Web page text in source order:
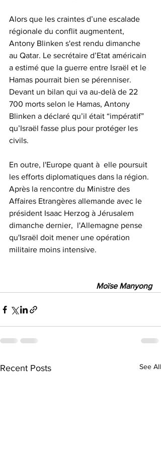
Alors que les craintes d’une escalade
régionale du conflit augmentent,
Antony Blinken s'est rendu dimanche
au Qatar. Le secrétaire d’Etat américain
a estimé que la guerre entre Israël et le
Hamas pourrait bien se pérenniser.
Devant un bilan qui va au-delà de 22
700 morts selon le Hamas, Antony
Blinken a déclaré qu’il était “impératif”
qu’Israël fasse plus pour protéger les
civils.
En outre, l'Europe quant à  elle poursuit
les efforts diplomatiques dans la région.
Après la rencontre du Ministre des
Affaires Etrangères allemande avec le
président Isaac Herzog à Jérusalem
dimanche dernier,  l'Allemagne pense
qu'Israël doit mener une opération
militaire moins intensive.
Moïse Manyong
Recent Posts See All